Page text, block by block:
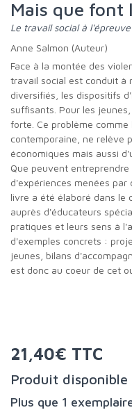
Mais que
Le travail social à
Anne Salmon (Auteur)
Face à la montée des violences dans certaines banlieues, le
travail social est conduit à
diversifiés, les dispositifs
suffisants. Pour les
forte. Ce problème
contemporaine, ne relève
économiques mais aussi
Que peuvent
d'expériences menées
livre a été élaboré dans le
auprès d'éducateurs
pratiques et leurs sens à
d'exemples concrets :
jeunes, bilans
est donc au coeur de cet
21,40€ TTC
Produit disponible
Plus que 1